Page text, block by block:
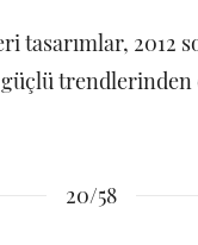
tasarımlar, 2012
trendlerinden
20/58